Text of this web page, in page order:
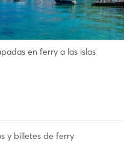
en ferry a las islas
y billetes de ferry